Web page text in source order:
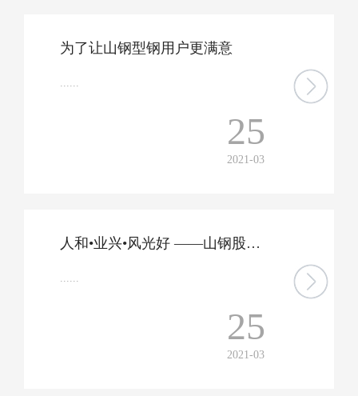
为了让山钢型钢用户更满意
......
25
2021-03
人和•业兴•风光好 ——山钢股份莱芜分公司创建幸福和谐企业纪实
......
25
2021-03